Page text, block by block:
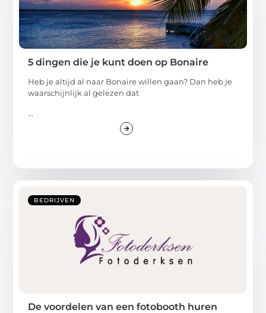
5 dingen die je kunt doen op Bonaire
Heb je altijd al naar Bonaire willen gaan? Dan heb je
waarschijnlijk al gelezen dat
...
BEDRIJVEN
De voordelen van een fotobooth huren